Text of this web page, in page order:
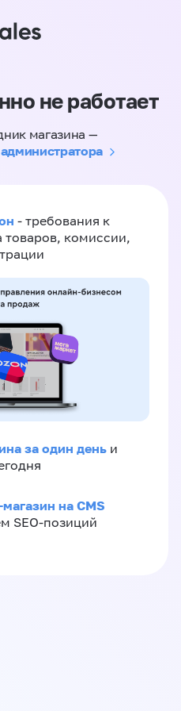
не работает
магазина —
- требования к
товаров, комиссии,
за один день и
на CMS
SEO-позиций